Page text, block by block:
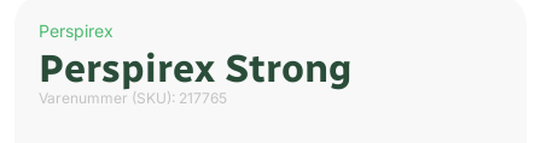
Perspirex
Perspirex Strong
Varenummer (SKU): 217765